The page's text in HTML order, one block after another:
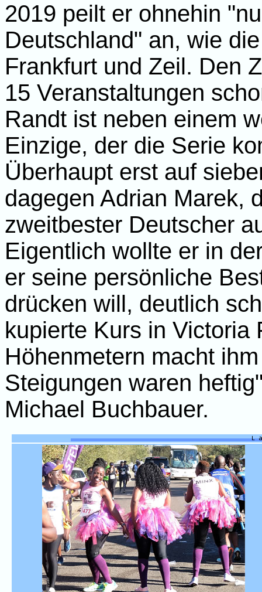
2019 peilt er ohnehin
Deutschland" an, wie
Frankfurt und Zeil. Den
15 Veranstaltungen
Randt ist neben einem
Einzige, der die Serie
Überhaupt erst auf
dagegen Adrian Marek,
zweitbester Deutscher
Eigentlich wollte er in
er seine persönliche
drücken will, deutlich
kupierte Kurs in Victoria
Höhenmetern macht
Steigungen waren
Michael Buchbauer.